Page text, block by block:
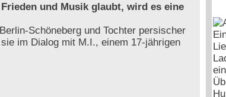
und Musik glaubt, wird es eine
Schöneberg und Tochter persischer
im Dialog mit M.I., einem 17-jährigen